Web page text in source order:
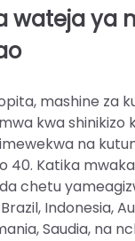
wateja ya
mashine za
kwa shinikizo
na
40. Katika
chetu
Indonesia,
Saudia, na